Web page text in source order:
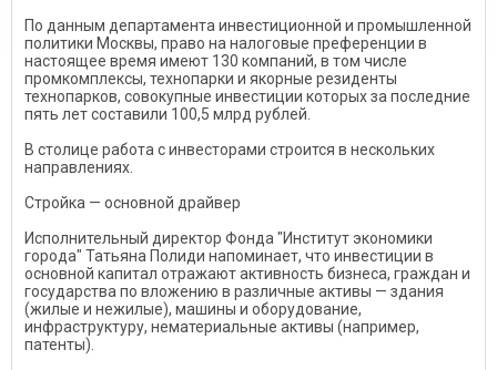
По данным департамента инвестиционной и промышленной
политики Москвы, право на налоговые преференции в
настоящее время имеют 130 компаний, в том числе
промкомплексы, технопарки и якорные резиденты
технопарков, совокупные инвестиции которых за последние
пять лет составили 100,5 млрд рублей.
В столице работа с инвесторами строится в нескольких
направлениях.
Стройка — основной драйвер
Исполнительный директор Фонда "Институт экономики
города" Татьяна Полиди напоминает, что инвестиции в
основной капитал отражают активность бизнеса, граждан и
государства по вложению в различные активы — здания
(жилые и нежилые), машины и оборудование,
инфраструктуру, нематериальные активы (например,
патенты).